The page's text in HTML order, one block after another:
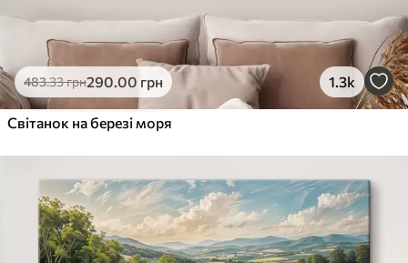
483.33грн290.00 грн 1.3k
Світанок на березі моря